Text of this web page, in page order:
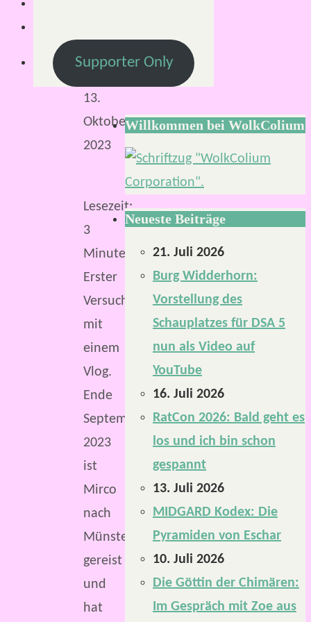
13.
Oktober
2023
Lesezeit:
3
Minuten
Erster
Versuch
mit
einem
Vlog.
Ende
September
2023
ist
Mirco
nach
Münster
gereist
und
hat
Supporter Only
Willkommen bei WolkColium
Neueste Beiträge
21. Juli 2026
Burg Widderhorn:
Vorstellung des
Schauplatzes für DSA 5
nun als Video auf
YouTube
16. Juli 2026
RatCon 2026: Bald geht es
los und ich bin schon
gespannt
13. Juli 2026
MIDGARD Kodex: Die
Pyramiden von Eschar
10. Juli 2026
Die Göttin der Chimären:
Im Gespräch mit Zoe aus